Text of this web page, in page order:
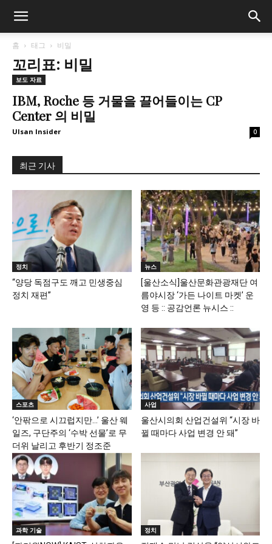
홈 태그 비밀
꼬리표: 비밀
보도 자료
IBM, Roche 등 거물을 끌어들이는 CP
Center 의 비밀
Ulsan Insider 0
최근 기사
정치
“양당 독점구도 깨고 민생중심
정치 재편”
뉴스
[울산소식]울산문화관광재단 여
름야시장 ‘가든 나이트 마켓’ 운
영 등 :: 공감언론 뉴시스 ::
스포츠
‘안팎으로 시끄럽지만…’ 울산 웨
일즈, 구단주의 ‘수박 선물’로 무
더위 날리고 후반기 정조준
사업
울산시의회 산업건설위 “시장 바
뀔 때마다 사업 변경 안 돼”
과학 기술 정치